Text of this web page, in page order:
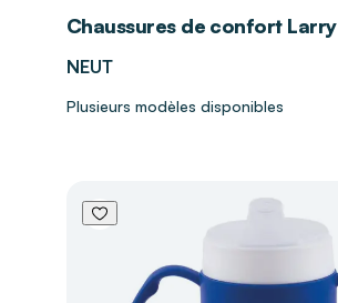
Chaussures de confort Larry
NEUT
Plusieurs modèles disponibles